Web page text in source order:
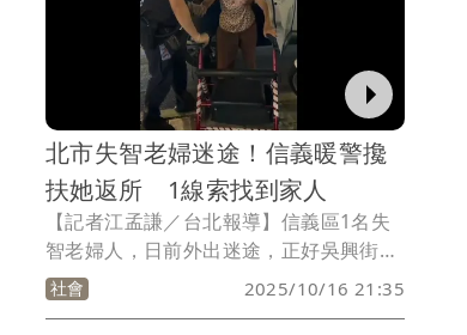
北市失智老婦迷途！信義暖警攙
扶她返所 1線索找到家人
【記者江孟謙／台北報導】信義區1名失
智老婦人，日前外出迷途，正好吳興街派
出所警員鄭堯文、鄭明岳巡邏經過莊敬路
一帶，發現老婦人神色徬徨，將她帶回派
社會 2025/10/16 21:35